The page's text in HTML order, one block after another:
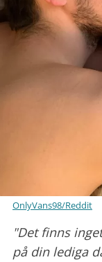
OnlyVans98/Reddit
"Det finns
på din lediga